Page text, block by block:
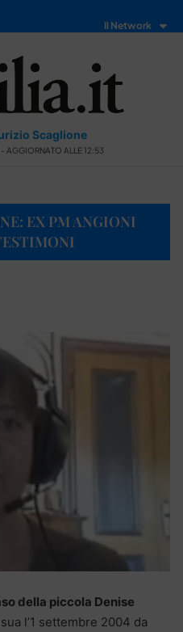
Il Network
Scaglione
AGGIORNATO ALLE 12:53
EX PM ANGIONI
della piccola Denise
l’1 settembre 2004 da